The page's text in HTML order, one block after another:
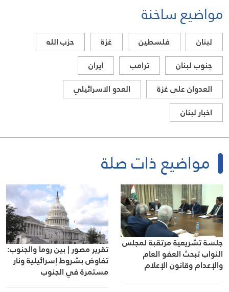
مواضيع ساخنة
لبنان فلسطين غزة
حزب الله
جنوب لبنان
ترامب
ايران
العدوان على غزة
العدو الاسرائيلي
اخبار لبنان
مواضيع ذات صلة
جلسة تشريعية مرتقبة لمجلس
النواب تبحث العفو العام
والإعدام وقانون الإعلام
تقرير مصور | بين روما والجنوب:
تفاوض بشروط إسرائيلية ونار
مستمرة في الجنوب